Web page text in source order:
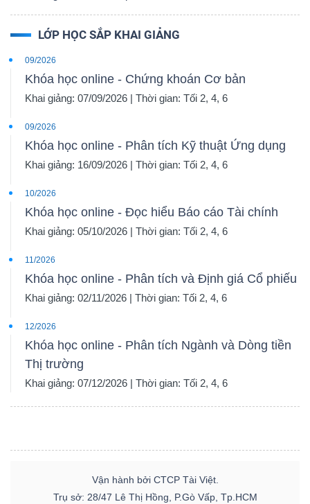
LỚP HỌC SẮP KHAI GIẢNG
09/2026
Khóa học online - Chứng khoán Cơ bản
Khai giảng: 07/09/2026 | Thời gian: Tối 2, 4, 6
09/2026
Khóa học online - Phân tích Kỹ thuật Ứng dụng
Khai giảng: 16/09/2026 | Thời gian: Tối 2, 4, 6
10/2026
Khóa học online - Đọc hiểu Báo cáo Tài chính
Khai giảng: 05/10/2026 | Thời gian: Tối 2, 4, 6
11/2026
Khóa học online - Phân tích và Định giá Cổ phiếu
Khai giảng: 02/11/2026 | Thời gian: Tối 2, 4, 6
12/2026
Khóa học online - Phân tích Ngành và Dòng tiền
Thị trường
Khai giảng: 07/12/2026 | Thời gian: Tối 2, 4, 6
Vận hành bởi CTCP Tài Việt.
Trụ sở: 28/47 Lê Thị Hồng, P.Gò Vấp, Tp.HCM